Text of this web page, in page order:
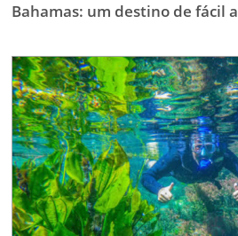
Bahamas: um destino de fácil